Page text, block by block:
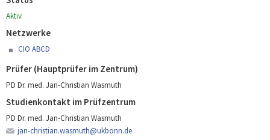
Aktiv
Netzwerke
CIO ABCD
Prüfer (Hauptprüfer im Zentrum)
PD Dr. med. Jan-Christian Wasmuth
Studienkontakt im Prüfzentrum
PD Dr. med. Jan-Christian Wasmuth
jan-christian.wasmuth@ukbonn.de